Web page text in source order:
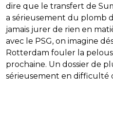
dire que le transfert de
a sérieusement du plomb
jamais jurer de rien en
avec le PSG, on imagine
Rotterdam fouler la
prochaine. Un dossier de
sérieusement en difficulté